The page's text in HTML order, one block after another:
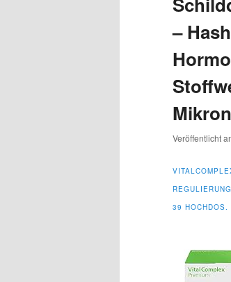
–
Veröffentlicht
39